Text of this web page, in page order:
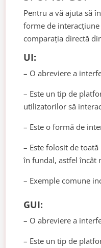
Pentru a vă ajuta să
forme de
comparația directă
UI:
– O abreviere a
– Este un tip de
utilizatorilor să
– Este o formă de
– Este folosit de
în fundal, astfel încât
– Exemple comune
GUI:
– O abreviere a
– Este un tip de